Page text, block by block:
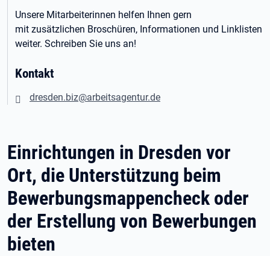
Unsere Mitarbeiterinnen helfen Ihnen gern
mit zusätzlichen Broschüren, Informationen und Linklisten
weiter. Schreiben Sie uns an!
Kontakt
dresden.biz@arbeitsagentur.de
Einrichtungen in Dresden vor
Ort, die Unterstützung beim
Bewerbungsmappencheck oder
der Erstellung von Bewerbungen
bieten